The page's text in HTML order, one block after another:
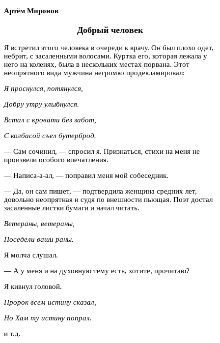
Артём Миронов
Добрый человек
Я встретил этого человека в очереди к врачу. Он был плохо одет,
небрит, с засаленными волосами. Куртка его, которая лежала у
него на коленях, была в нескольких местах порвана. Этот
неопрятного вида мужчина негромко продекламировал:
Я проснулся, потянулся,
Добру утру улыбнулся.
Встал с кровати без забот,
С колбасой съел бутерброд.
— Сам сочинил, — спросил я. Признаться, стихи на меня не
произвели особого впечатления.
— Написа-а-ал, — поправил меня мой собеседник.
— Да, он сам пишет, — подтвердила женщина средних лет,
довольно неопрятная и судя по внешности пьющая. Поэт достал
засаленные листки бумаги и начал читать.
Ветераны, ветераны,
Поседели ваши раны.
Я молча слушал.
— А у меня и на духовную тему есть, хотите, прочитаю?
Я кивнул головой.
Пророк всем истину сказал,
Но Хам ту истину попрал.
и т.д.